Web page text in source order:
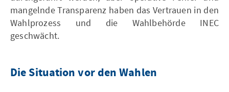
mangelnde Transparenz haben das Vertrauen in den
Wahlprozess und die Wahlbehörde INEC
geschwächt.
Die Situation vor den Wahlen